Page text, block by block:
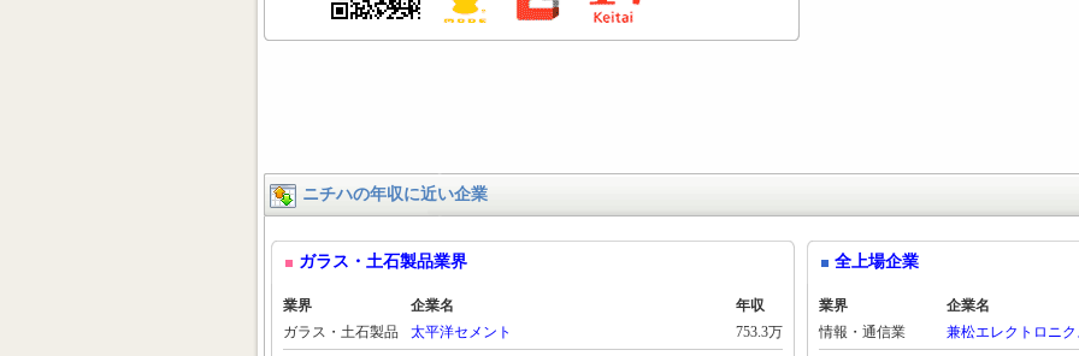
ニチハの年収に近い企業
ガラス・土石製品業界
業界 企業名
年収
ガラス・土石製品
太平洋セメント
753.3万
全上場企業
業界
企業名
情報・通信業
兼松エレクトロニ